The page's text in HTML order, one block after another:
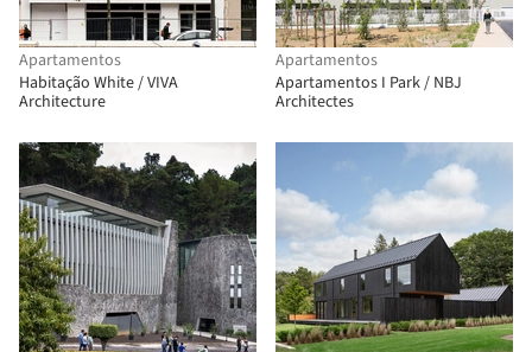
Apartamentos
Habitação White / VIVA
Architecture
Apartamentos
Apartamentos I Park / NBJ
Architectes